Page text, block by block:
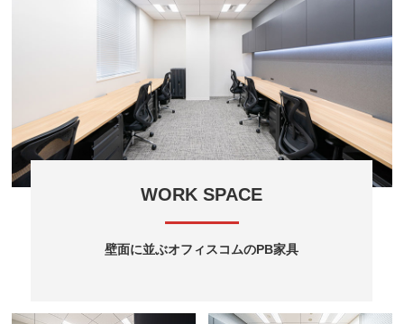
WORK SPACE
壁面に並ぶオフィスコムのPB家具